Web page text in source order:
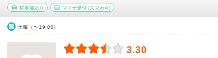
駐車場あり マイナ受付(スマホ可)
土曜（〜19:00）
3.30